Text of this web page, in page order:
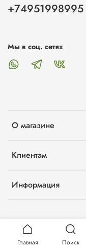
О магазине
Клиентам
Информация
+74951998995
Мы в соц. сетях
Главная Поиск